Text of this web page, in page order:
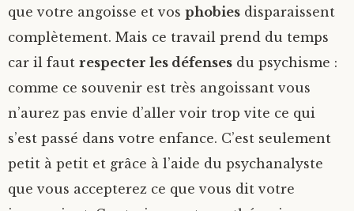
que votre angoisse et vos phobies disparaissent
complètement. Mais ce travail prend du temps
car il faut respecter les défenses du psychisme :
comme ce souvenir est très angoissant vous
n’aurez pas envie d’aller voir trop vite ce qui
s’est passé dans votre enfance. C’est seulement
petit à petit et grâce à l’aide du psychanalyste
que vous accepterez ce que vous dit votre